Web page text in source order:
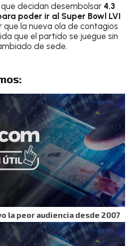
decidan desembolsar 4.3
poder ir al Super Bowl LVI
que la nueva ola de contagios
que el partido se juegue sin
de sede.
la peor audiencia desde 2007